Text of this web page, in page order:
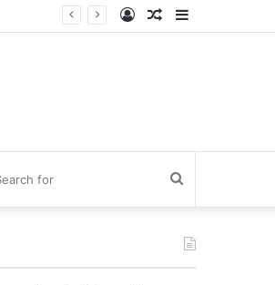
Sidebar
Random
Log
for